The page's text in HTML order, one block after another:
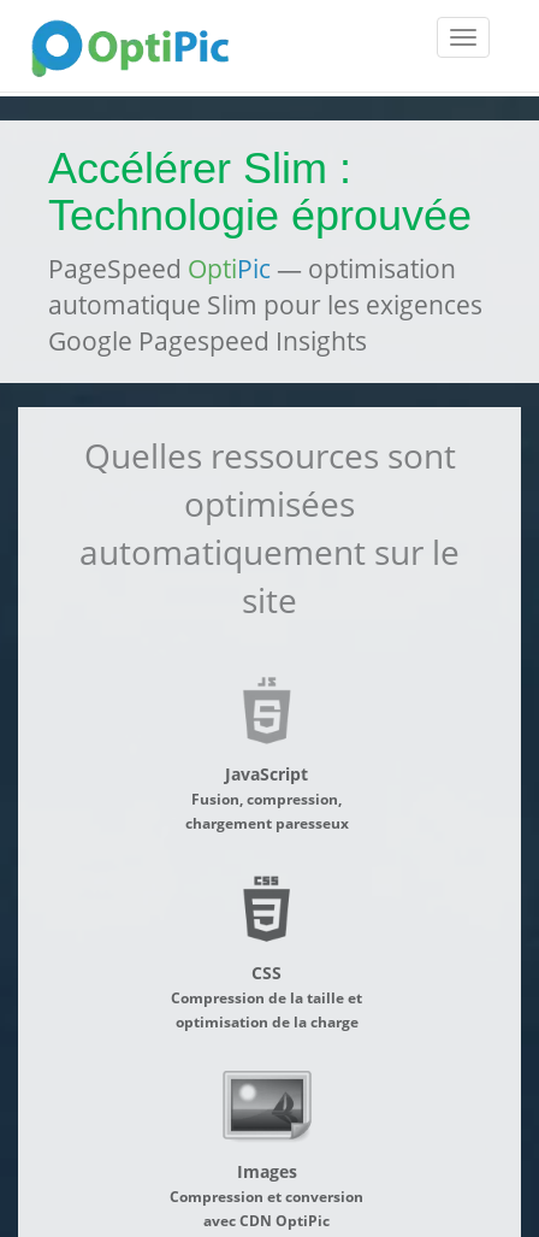
Toggle
Accélérer Slim :
Technologie éprouvée
PageSpeed OptiPic — optimisation
automatique Slim pour les exigences
Google Pagespeed Insights
Quelles ressources sont
optimisées
automatiquement sur le
site
JavaScript
Fusion, compression,
chargement paresseux
CSS
Compression de la taille et
optimisation de la charge
Images
Compression et conversion
avec CDN OptiPic